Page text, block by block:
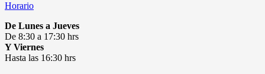
Horario
De Lunes a Jueves
De 8:30 a 17:30 hrs
Y Viernes
Hasta las 16:30 hrs